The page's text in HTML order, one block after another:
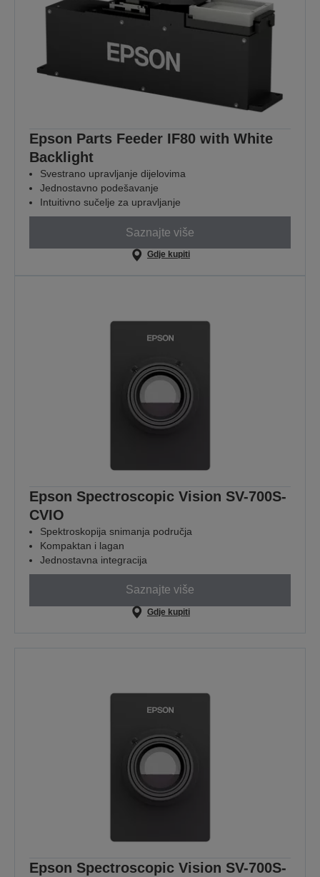
Epson Parts Feeder IF80 with White
Backlight
Svestrano upravljanje dijelovima
Jednostavno podešavanje
Intuitivno sučelje za upravljanje
Saznajte više
Gdje kupiti
Epson Spectroscopic Vision SV-700S-
CVIO
Spektroskopija snimanja područja
Kompaktan i lagan
Jednostavna integracija
Saznajte više
Gdje kupiti
Epson Spectroscopic Vision SV-700S-